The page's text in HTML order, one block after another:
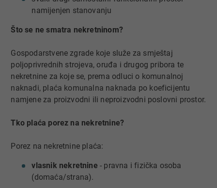
namijenjen stanovanju
Što se ne smatra nekretninom?
Gospodarstvene zgrade koje služe za smještaj
poljoprivrednih strojeva, oruđa i drugog pribora te
nekretnine za koje se, prema odluci o komunalnoj
naknadi, plaća komunalna naknada po koeficijentu
namjene za proizvodni ili neproizvodni poslovni prostor.
Tko plaća porez na nekretnine?
Porez na nekretnine plaća:
vlasnik nekretnine - pravna i fizička osoba
(domaća/strana).